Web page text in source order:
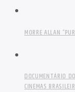
MORRE ALLAN
DOCUMENTÁRIO
CINEMAS